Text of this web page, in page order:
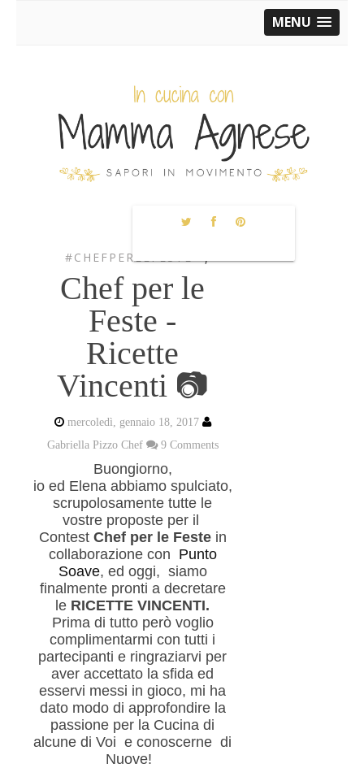
MENU
#CHEFPERLEFESTE ,
Chef per le
Feste -
Ricette
Vincenti 📷
mercoledì, gennaio 18, 2017
Gabriella Pizzo Chef
9 Comments
Buongiorno,
io ed Elena abbiamo spulciato,
scrupolosamente tutte le
vostre proposte per il
Contest Chef per le Feste in
collaborazione con Punto
Soave, ed oggi, siamo
finalmente pronti a decretare
le RICETTE VINCENTI.
Prima di tutto però voglio
complimentarmi con tutti i
partecipanti e ringraziarvi per
aver accettato la sfida ed
esservi messi in gioco, mi ha
dato modo di approfondire la
passione per la Cucina di
alcune di Voi e conoscerne di
Nuove!